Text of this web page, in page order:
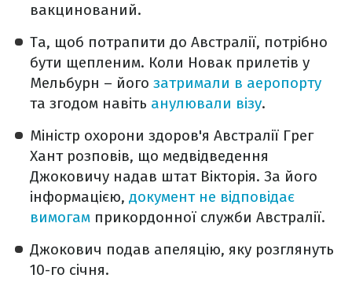
вакцинований.
Та, щоб потрапити до Австралії, потрібно
бути щепленим. Коли Новак прилетів у
Мельбурн – його затримали в аеропорту
та згодом навіть анулювали візу.
Міністр охорони здоров'я Австралії Грег
Хант розповів, що медвідведення
Джоковичу надав штат Вікторія. За його
інформацією, документ не відповідає
вимогам прикордонної служби Австралії.
Джокович подав апеляцію, яку розглянуть
10-го січня.